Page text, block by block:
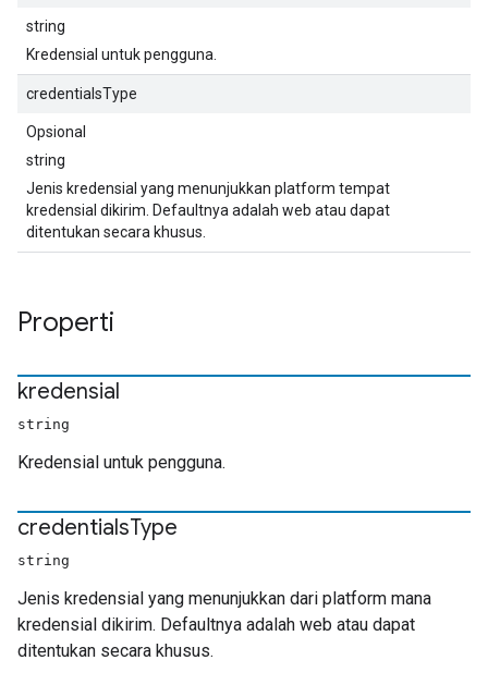
string
Kredensial untuk pengguna.
credentialsType
Opsional
string
Jenis kredensial yang menunjukkan platform tempat
kredensial dikirim. Defaultnya adalah web atau dapat
ditentukan secara khusus.
Properti
kredensial
string
Kredensial untuk pengguna.
credentialsType
string
Jenis kredensial yang menunjukkan dari platform mana
kredensial dikirim. Defaultnya adalah web atau dapat
ditentukan secara khusus.